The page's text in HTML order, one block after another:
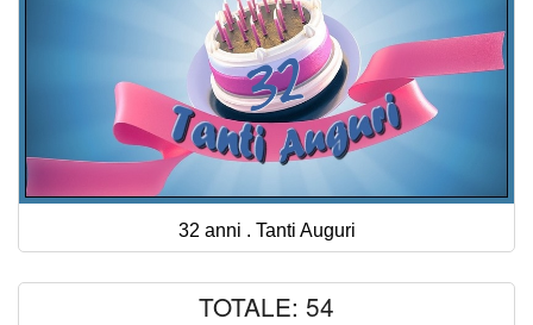
32 anni . Tanti Auguri
TOTALE: 54